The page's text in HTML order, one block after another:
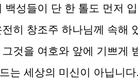
성들이 단 한 톨도 먼저
히 창조주 하나님께 속해
것을 여호와 앞에 기쁘게
는 세상의 미신이 아닙니다.